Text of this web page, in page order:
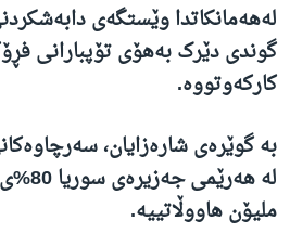
لەهەمانکاتدا وێستگەی
گوندی دێرک بەهۆی تۆپبارانی
کارکەوتووە.
بە گوێرەی شارەزایان،
ملیۆن هاووڵاتییە.